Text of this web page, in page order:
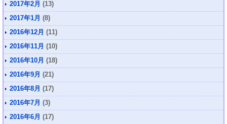
2017年2月 (13)
2017年1月 (8)
2016年12月 (11)
2016年11月 (10)
2016年10月 (18)
2016年9月 (21)
2016年8月 (17)
2016年7月 (3)
2016年6月 (17)